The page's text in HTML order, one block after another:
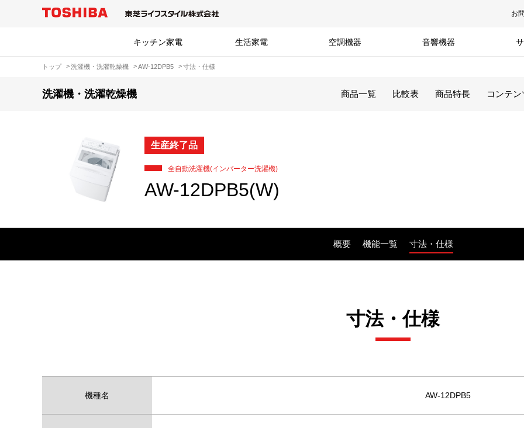
お
キッチン家電 生活家電 空調機器 音響機器
トップ 洗濯機・洗濯乾燥機 AW-12DPB5 寸法・仕様
洗濯機・洗濯乾燥機 商品一覧 比較表 商品特長 コンテン
AW-12DPB5(W)
生産終了品
全自動洗濯機(インバーター洗濯機)
概要 機能一覧 寸法・仕様
寸法・仕様
機種名 AW-12DPB5